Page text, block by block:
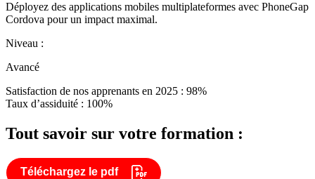
Déployez des applications mobiles multiplateformes avec PhoneGap
Cordova pour un impact maximal.
Niveau :
Avancé
Satisfaction de nos apprenants en 2025 : 98%
Taux d’assiduité : 100%
Tout savoir sur votre formation :
Téléchargez le pdf